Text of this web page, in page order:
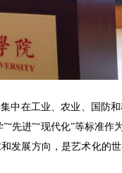
中在工业、农业、国防
先进”“现代化”等标准作
发展方向，是艺术化的